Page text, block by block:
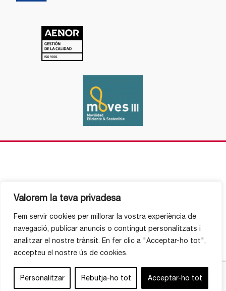
Valorem la teva privadesa
Fem servir cookies per millorar la vostra experiència de
navegació, publicar anuncis o contingut personalitzats i
analitzar el nostre trànsit. En fer clic a "Acceptar-ho tot",
accepteu el nostre ús de cookies.
Personalitzar Rebutja-ho tot Acceptar-ho tot